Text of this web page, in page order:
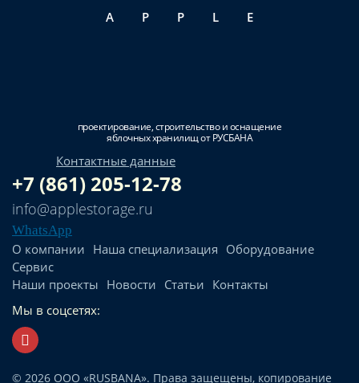
APPLE
проектирование, строительство и оснащение
яблочных хранилищ от РУСБАНА
Контактные данные
+7 (861) 205-12-78
info@applestorage.ru
WhatsApp
О компании Наша специализация Оборудование
Сервис
Наши проекты Новости Статьи Контакты
Мы в соцсетях:
© 2026 ООО «RUSBANA». Права защещены, копирование